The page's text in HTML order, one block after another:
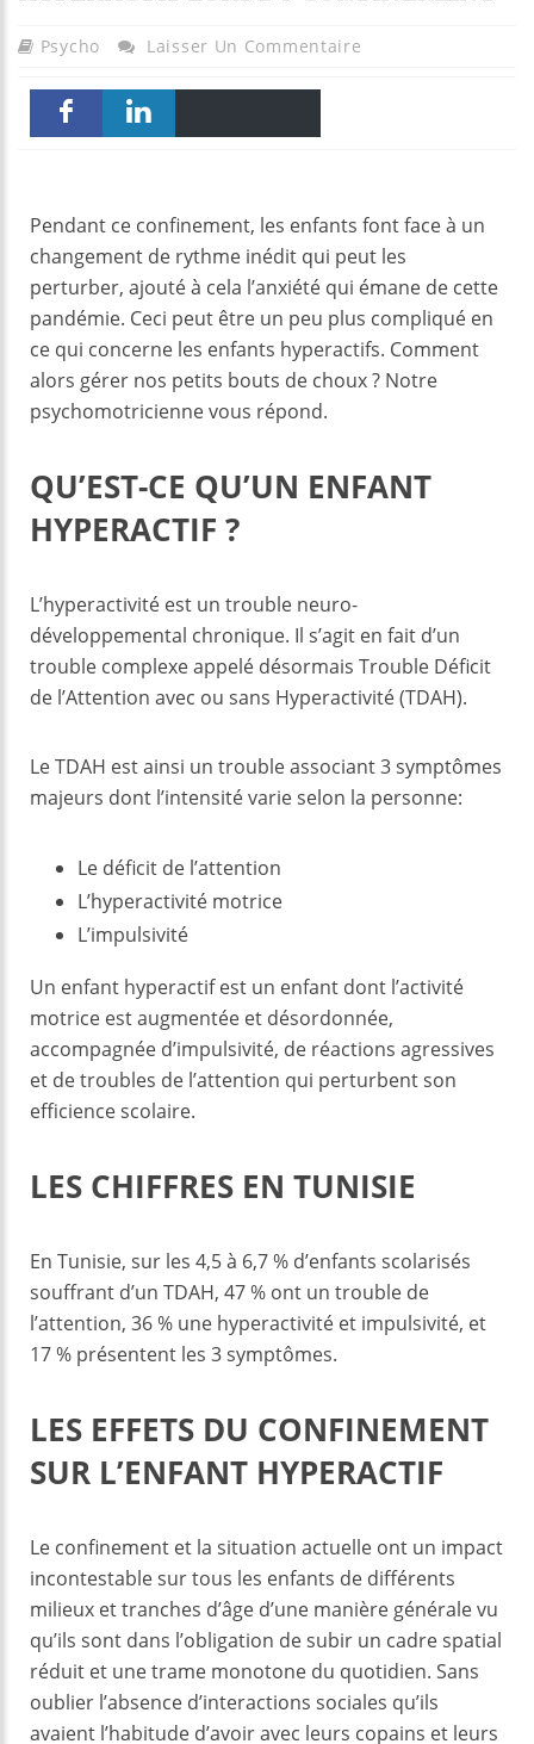
Psycho Laisser Un Commentaire
Pendant ce confinement, les enfants font face à un
changement de rythme inédit qui peut les
perturber, ajouté à cela l’anxiété qui émane de cette
pandémie. Ceci peut être un peu plus compliqué en
ce qui concerne les enfants hyperactifs. Comment
alors gérer nos petits bouts de choux ? Notre
psychomotricienne vous répond.
QU’EST-CE QU’UN ENFANT
HYPERACTIF ?
L’hyperactivité est un trouble neuro-
développemental chronique. Il s’agit en fait d’un
trouble complexe appelé désormais Trouble Déficit
de l’Attention avec ou sans Hyperactivité (TDAH).
Le TDAH est ainsi un trouble associant 3 symptômes
majeurs dont l’intensité varie selon la personne:
Le déficit de l’attention
L’hyperactivité motrice
L’impulsivité
Un enfant hyperactif est un enfant dont l’activité
motrice est augmentée et désordonnée,
accompagnée d’impulsivité, de réactions agressives
et de troubles de l’attention qui perturbent son
efficience scolaire.
LES CHIFFRES EN TUNISIE
En Tunisie, sur les 4,5 à 6,7 % d’enfants scolarisés
souffrant d’un TDAH, 47 % ont un trouble de
l’attention, 36 % une hyperactivité et impulsivité, et
17 % présentent les 3 symptômes.
LES EFFETS DU CONFINEMENT
SUR L’ENFANT HYPERACTIF
Le confinement et la situation actuelle ont un impact
incontestable sur tous les enfants de différents
milieux et tranches d’âge d’une manière générale vu
qu’ils sont dans l’obligation de subir un cadre spatial
réduit et une trame monotone du quotidien. Sans
oublier l’absence d’interactions sociales qu’ils
avaient l’habitude d’avoir avec leurs copains et leurs